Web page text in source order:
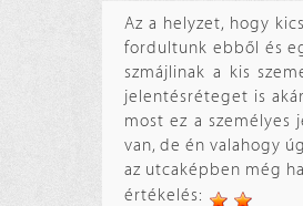
Az a helyzet, hogy
fordultunk ebből és
szmájlinak a kis
jelentésréteget is
most ez a személyes
van, de én valahogy
az utcaképben még
értékelés: